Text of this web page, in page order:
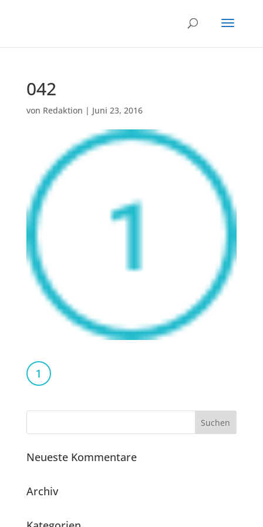
042
von Redaktion | Juni 23, 2016
Neueste Kommentare
Archiv